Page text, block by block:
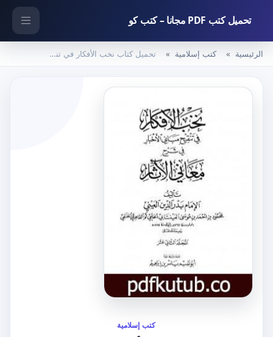
تحميل كتب PDF مجانا – كتب كو
الرئيسية كتب إسلامية تحميل كتاب نخب الأفكار في تنقيح مباني الأخبار في شرح معاني الآثار – المجلد الثاني عشر PDF تأليف بدر الدين العيني مجانا [كامل]
كتب إسلامية